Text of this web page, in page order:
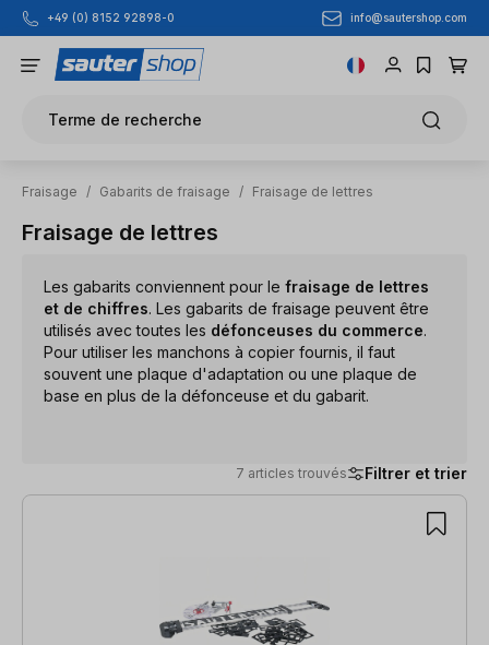
Passer au contenu principal
+49 (0) 8152 92898-0 info@sautershop.com
Terme de recherche
Fraisage / Gabarits de fraisage / Fraisage de lettres
Fraisage de lettres
Les gabarits conviennent pour le fraisage de lettres
et de chiffres. Les gabarits de fraisage peuvent être
utilisés avec toutes les défonceuses du commerce.
Pour utiliser les manchons à copier fournis, il faut
souvent une plaque d'adaptation ou une plaque de
base en plus de la défonceuse et du gabarit.
7 articles trouvés Filtrer et trier
7 articles trouvés